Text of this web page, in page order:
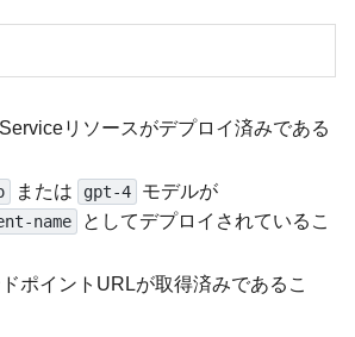
リソースがデプロイ済みである
または gpt-4 モデルが
name
としてデプロイされているこ
ポイントURLが取得済みであるこ